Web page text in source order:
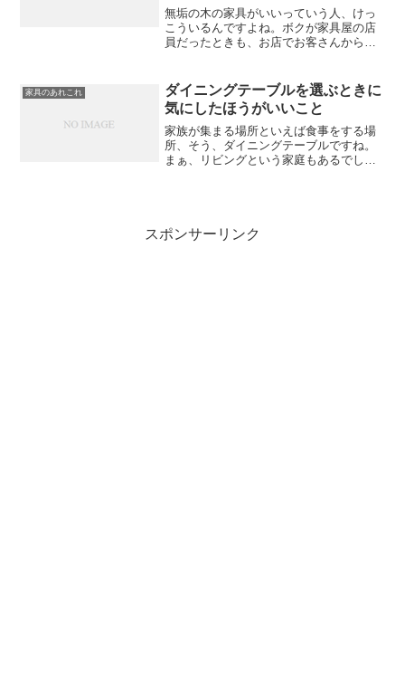
無垢の木の家具がいいっていう人、けっ
こういるんですよね。ボクが家具屋の店
員だったときも、お店でお客さんから
ゃな」とかってよく言われました。で
も、ほんとにわかってます？無...
家具のあれこれ
ダイニングテーブルを選ぶときに
気にしたほうがいいこと
家族が集まる場所といえば食事をする場
所、そう、ダイニングテーブルですね。
まぁ、リビングという家庭もあるでしょ
スポンサーリンク